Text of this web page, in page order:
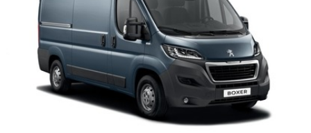
Services
Forum